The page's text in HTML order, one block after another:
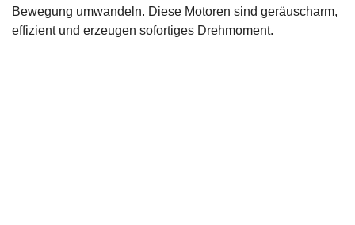
Bewegung umwandeln. Diese Motoren sind geräuscharm,
effizient und erzeugen sofortiges Drehmoment.